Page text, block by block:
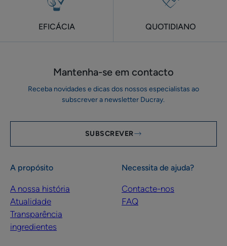
EFICÁCIA QUOTIDIANO
Mantenha-se em ​contacto
Receba novidades e dicas dos nossos especialistas ao
subscrever a newsletter Ducray.
SUBSCREVER
A propósito
A nossa história
Atualidade
Transparência
ingredientes
Necessita de ajuda?
Contacte-nos
FAQ